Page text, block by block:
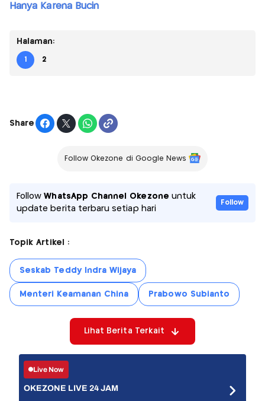
Hanya Karena Bucin
Halaman:
1 2
Share
Follow Okezone di Google News
FollowWhatsApp Channel Okezone untuk
update berita terbaru setiap hari
Follow
Topik Artikel :
Seskab Teddy Indra Wijaya
Menteri Keamanan China Prabowo Subianto
Lihat Berita Terkait
Live Now
OKEZONE LIVE 24 JAM